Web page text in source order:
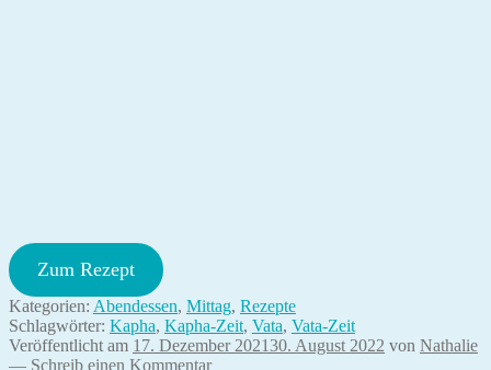
Zum Rezept
Kategorien: Abendessen, Mittag, Rezepte
Schlagwörter: Kapha, Kapha-Zeit, Vata, Vata-Zeit
Veröffentlicht am 17. Dezember 202130. August 2022 von Nathalie
— Schreib einen Kommentar